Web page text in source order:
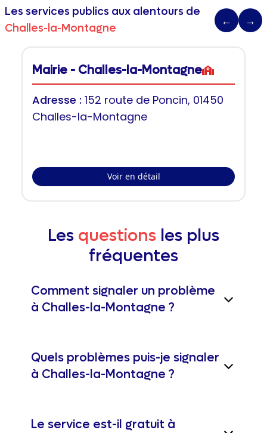
Les services publics aux alentours de
Challes-la-Montagne
← →
Mairie - Challes-la-Montagne
Adresse : 152 route de Poncin, 01450
Challes-la-Montagne
Voir en détail
Les questions les plus
fréquentes
Comment signaler un problème
à Challes-la-Montagne ?
Quels problèmes puis-je signaler
à Challes-la-Montagne ?
Le service est-il gratuit à